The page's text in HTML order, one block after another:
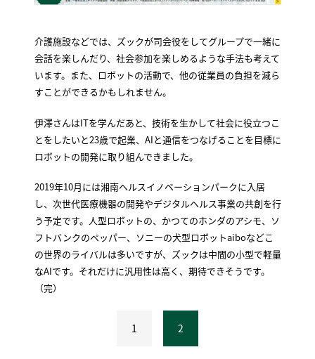
介護施設などでは、ズックが司会役をしてグループで一緒に
会話を楽しんだり、社会参加を楽しめるような手法も考えて
います。また、ロボットの活動で、他の従業員の負担を減ら
すことができるかもしれません。
伊澤さんはITを学んだあと、技術を生かして社会に役立つこ
とをしたいと23歳で起業、AIと通信をつなげることを目標に
ロボットの開発に取り組んできました。
2019年10月には湘南ヘルスイノベーションパークに入居
し、次世代医療機器の開発やデジタルヘルス事業の共創を行
う予定です。人型ロボットの、かつてのホンダのアシモ、ソ
フトバンクのペッパー、ソニーの犬型ロボットaiboなどこ
の世界のライバルは多いですが、ズックは中間の小型で軽量
なAIです。それだけに汎用性は高く、期待できそうです。
（完）
1 2